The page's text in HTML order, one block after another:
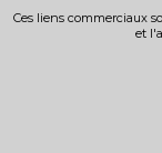
Ces liens commerciaux
et